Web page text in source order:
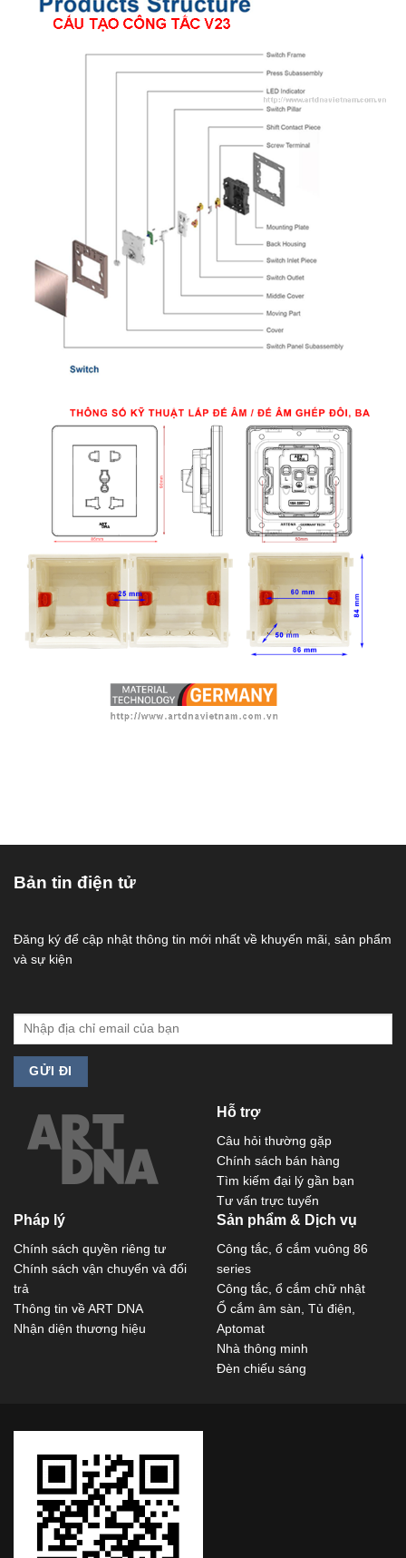
Bản tin điện tử
Đăng ký để cập nhật thông tin mới nhất về khuyến mãi, sản phẩm
và sự kiện
Hỗ trợ
Câu hỏi thường gặp
Chính sách bán hàng
Tìm kiếm đại lý gần bạn
Tư vấn trực tuyến
Pháp lý
Chính sách quyền riêng tư
Chính sách vận chuyển và đổi
trả
Thông tin về ART DNA
Nhận diện thương hiệu
Sản phẩm & Dịch vụ
Công tắc, ổ cắm vuông 86
series
Công tắc, ổ cắm chữ nhật
Ổ cắm âm sàn, Tủ điện,
Aptomat
Nhà thông minh
Đèn chiếu sáng